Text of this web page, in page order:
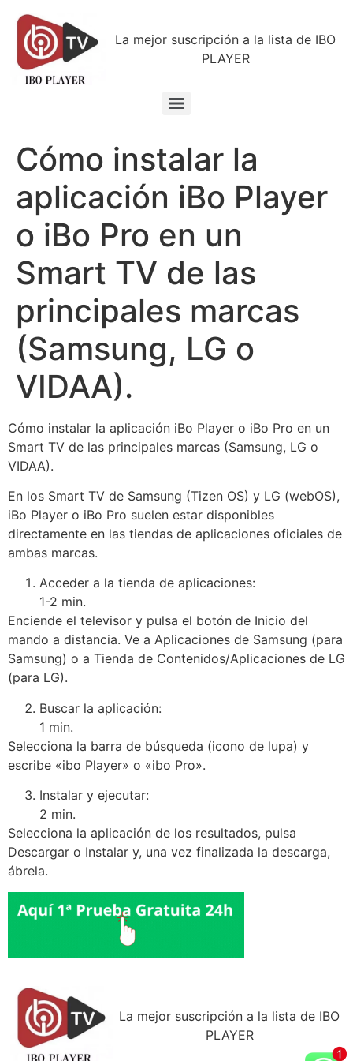
La mejor suscripción a la lista de IBO
PLAYER
Cómo instalar la
aplicación iBo Player
o iBo Pro en un
Smart TV de las
principales marcas
(Samsung, LG o
VIDAA).
Cómo instalar la aplicación iBo Player o iBo Pro en un
Smart TV de las principales marcas (Samsung, LG o
VIDAA).
En los Smart TV de Samsung (Tizen OS) y LG (webOS),
iBo Player o iBo Pro suelen estar disponibles
directamente en las tiendas de aplicaciones oficiales de
ambas marcas.
Acceder a la tienda de aplicaciones:
1-2 min.
Enciende el televisor y pulsa el botón de Inicio del
mando a distancia. Ve a Aplicaciones de Samsung (para
Samsung) o a Tienda de Contenidos/Aplicaciones de LG
(para LG).
Buscar la aplicación:
1 min.
Selecciona la barra de búsqueda (icono de lupa) y
escribe «ibo Player» o «ibo Pro».
Instalar y ejecutar:
2 min.
Selecciona la aplicación de los resultados, pulsa
Descargar o Instalar y, una vez finalizada la descarga,
ábrela.
La mejor suscripción a la lista de IBO
PLAYER